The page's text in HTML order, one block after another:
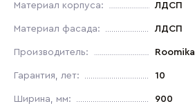
Материал корпуса: ЛДСП
Материал фасада: ЛДСП
Производитель: Roomika
Гарантия, лет: 10
Ширина, мм: 900